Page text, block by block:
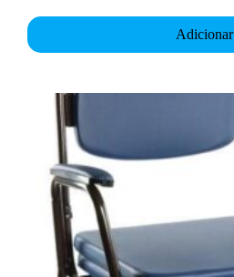
Adicionar